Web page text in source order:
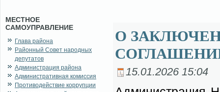
МЕСТНОЕ
САМОУПРАВЛЕНИЕ
Глава района
Районный Совет народных
депутатов
Администрация района
Административная комиссия
Противодействие коррупции
О
15.01.2026 15:04